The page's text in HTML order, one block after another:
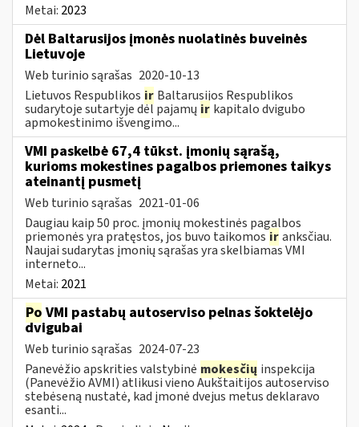
Metai: 2023
Dėl Baltarusijos įmonės nuolatinės buveinės
Lietuvoje
Web turinio sąrašas 2020-10-13
Lietuvos Respublikos ir Baltarusijos Respublikos
sudarytoje sutartyje dėl pajamų ir kapitalo dvigubo
apmokestinimo išvengimo...
VMI paskelbė 67,4 tūkst. įmonių sąrašą,
kurioms mokestines pagalbos priemones taikys
ateinantį pusmetį
Web turinio sąrašas 2021-01-06
Daugiau kaip 50 proc. įmonių mokestinės pagalbos
priemonės yra pratęstos, jos buvo taikomos iranksčiau.
Naujai sudarytas įmonių sąrašas yra skelbiamas VMI
interneto...
Metai: 2021
Po VMI pastabų autoserviso pelnas šoktelėjo
dvigubai
Web turinio sąrašas 2024-07-23
Panevėžio apskrities valstybinė mokesčių inspekcija
(Panevėžio AVMI) atlikusi vieno Aukštaitijos autoserviso
stebėseną nustatė, kad įmonė dvejus metus deklaravo
esanti...